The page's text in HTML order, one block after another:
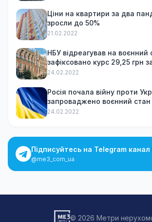
Ціни на квартири за два
зросли до 50%
21.02.2022
НБУ відреагував на воєнний
зафіксовано курс 29,25 грн
обмежив зняття готівки
24.02.2022
Росія почала війну проти
запроваджено воєнний стан
24.02.2022
Підписуйтесь на Telegram
@me3_com_ua
© 2026 Метри